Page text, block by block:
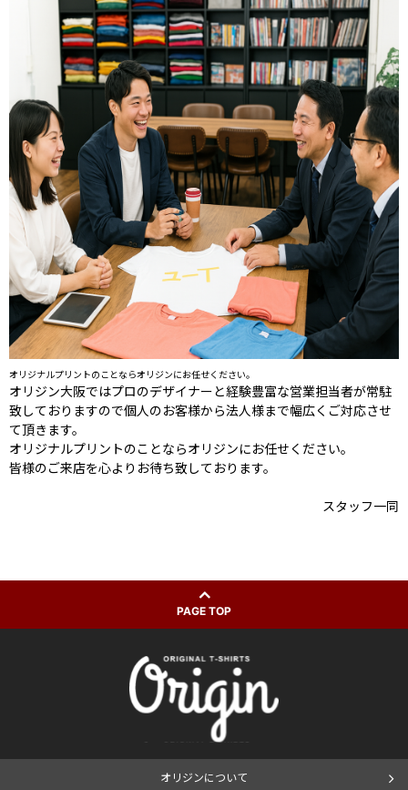
オリジナルプリントのことならオリジンにお任せください。
オリジン大阪ではプロのデザイナーと経験豊富な営業担当者が常駐
致しておりますので個人のお客様から法人様まで幅広くご対応させ
て頂きます。
オリジナルプリントのことならオリジンにお任せください。
皆様のご来店を心よりお待ち致しております。
スタッフ一同
PAGE TOP
オリジンについて